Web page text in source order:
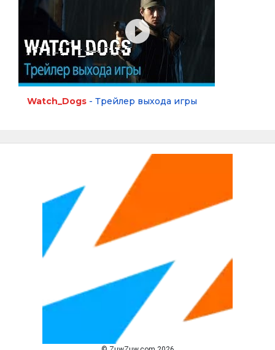
Watch_Dogs - Трейлер выхода игры